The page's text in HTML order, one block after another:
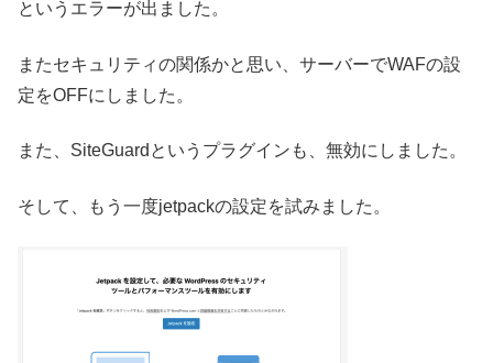
というエラーが出ました。
またセキュリティの関係かと思い、サーバーでWAFの設
定をOFFにしました。
また、SiteGuardというプラグインも、無効にしました。
そして、もう一度jetpackの設定を試みました。